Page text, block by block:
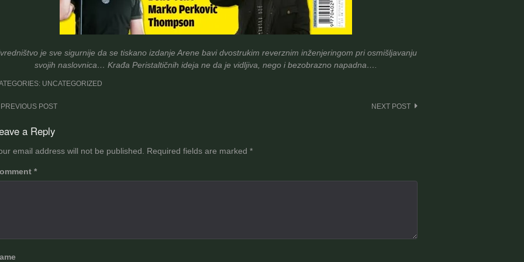
je sve sigurnije da se tiskano izdanje Arene bavi dvostrukim reverznim inženjeringom pri osmišljavanju
svojih naslovnica… Krađa Peristaltičnih ideja ne da je vidljiva, nego i bezobrazno napadna….
UNCATEGORIZED
PREVIOUS POST NEXT POST
a Reply
email address will not be published. Required fields are marked *
*